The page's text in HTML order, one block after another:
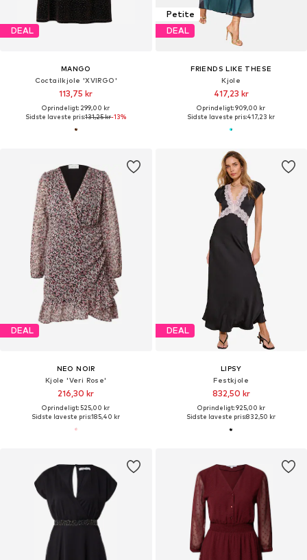
DEAL
MANGO
Coctailkjole 'XVIRGO'
113,75 kr
Oprindeligt: 299,00 kr
Sidste laveste pris:131,25 kr-13%
Petite
DEAL
FRIENDS LIKE THESE
Kjole
417,23 kr
Oprindeligt: 909,00 kr
Sidste laveste pris:417,23 kr
DEAL
NEO NOIR
Kjole 'Veri Rose'
216,30 kr
Oprindeligt: 525,00 kr
Sidste laveste pris:185,40 kr
DEAL
LIPSY
Festkjole
832,50 kr
Oprindeligt: 925,00 kr
Sidste laveste pris:832,50 kr